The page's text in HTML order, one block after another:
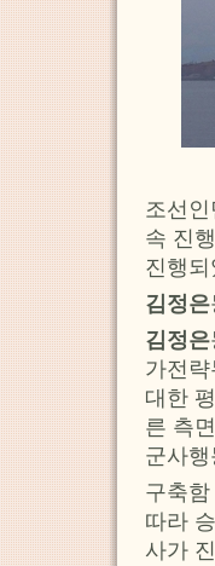
조선
속 진
진행되
김정은
김정은
가전
대한
른 측
군사
구축
따라
사가